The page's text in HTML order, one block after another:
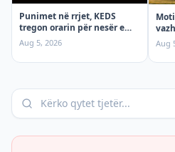
Punimet në rrjet, KEDS
tregon orarin për nesër e
Enjte!
Aug 5, 2026 Aug